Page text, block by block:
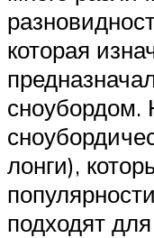
которая
сноубордом.
лонги),
подходят